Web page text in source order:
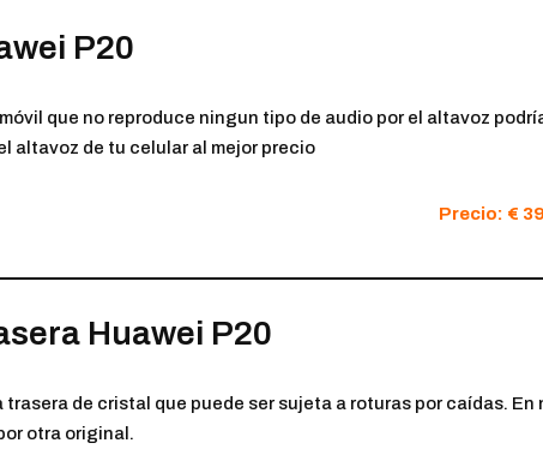
P20
que no reproduce ningun tipo de audio por el altavoz
altavoz de tu celular al mejor precio
Precio: €
Huawei P20
trasera de cristal que puede ser sujeta a roturas por caídas.
otra original.